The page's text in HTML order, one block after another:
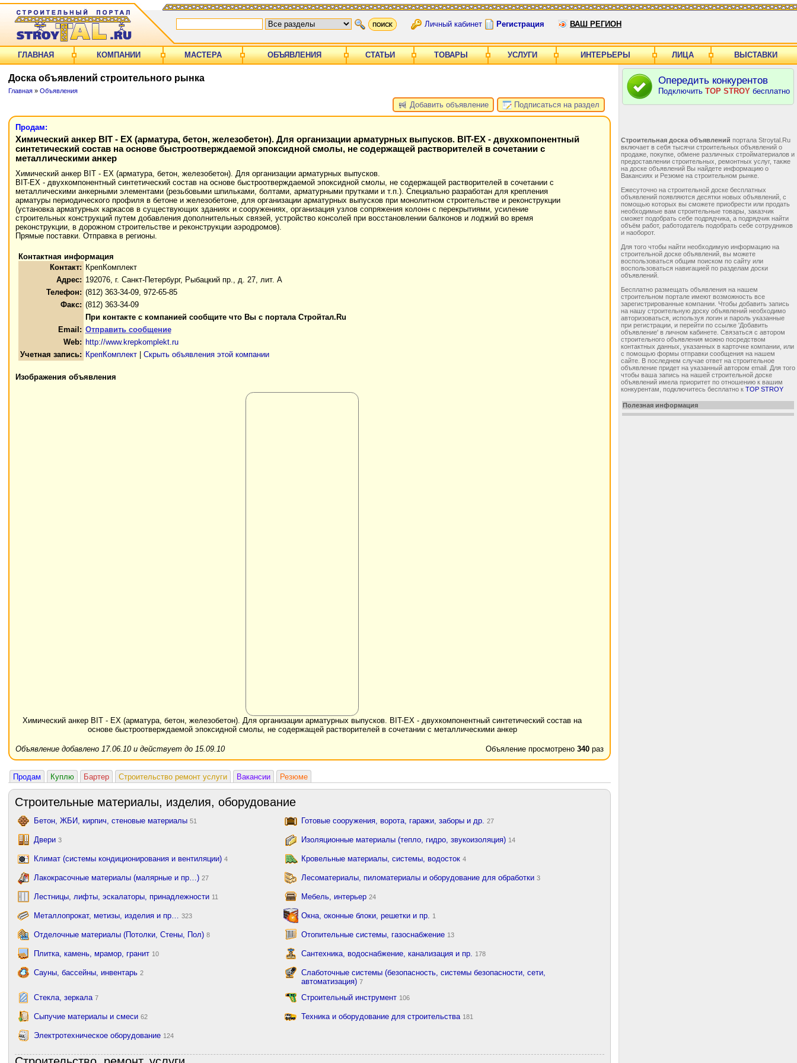
Личный кабинет Регистрация ВАШ РЕГИОН
ГЛАВНАЯ КОМПАНИИ МАСТЕРА ОБЪЯВЛЕНИЯ СТАТЬИ ТОВАРЫ УСЛУГИ ИНТЕРЬЕРЫ ЛИЦА ВЫСТАВКИ
Доска объявлений строительного рынка
Главная» Объявления
Добавить объявление Подписаться на раздел
Продам:
Химический анкер BIT - EХ (арматура, бетон, железобетон). Для организации арматурных выпусков. BIT-EX - двухкомпонентный
синтетический состав на основе быстроотверждаемой эпоксидной смолы, не содержащей растворителей в сочетании с
металлическими анкер
Химический анкер BIT - EХ (арматура, бетон, железобетон). Для организации арматурных выпусков.
BIT-EX - двухкомпонентный синтетический состав на основе быстроотверждаемой эпоксидной смолы, не содержащей растворителей в сочетании с
металлическими анкерными элементами (резьбовыми шпильками, болтами, арматурными прутками и т.п.). Специально разработан для крепления
арматуры периодического профиля в бетоне и железобетоне, для организации арматурных выпусков при монолитном строительстве и реконструкции
(установка арматурных каркасов в существующих зданиях и сооружениях, организация узлов сопряжения колонн с перекрытиями, усиление
строительных конструкций путем добавления дополнительных связей, устройство консолей при восстановлении балконов и лоджий во время
реконструкции, в дорожном строительстве и реконструкции аэродромов).
Прямые поставки. Отправка в регионы.
Контактная информация
Контакт: КрепКомплект
Адрес: 192076, г. Санкт-Петербург, Рыбацкий пр., д. 27, лит. А
Телефон: (812) 363-34-09, 972-65-85
Факс: (812) 363-34-09
При контакте с компанией сообщите что Вы с портала Стройтал.Ru
Email: Отправить сообщение
Web: http://www.krepkomplekt.ru
Учетная запись: КрепКомплект| Скрыть объявления этой компании
Изображения объявления
Химический анкер BIT - EХ (арматура, бетон, железобетон). Для организации арматурных выпусков. BIT-EX - двухкомпонентный синтетический состав на
основе быстроотверждаемой эпоксидной смолы, не содержащей растворителей в сочетании с металлическими анкер
Объяление просмотрено 340раз
Объявление добавлено 17.06.10 и действует до 15.09.10
Продам Куплю Бартер Строительство ремонт услуги Вакансии Резюме
Строительные материалы, изделия, оборудование
Бетон, ЖБИ, кирпич, стеновые материалы 51 Готовые сооружения, ворота, гаражи, заборы и др. 27
Двери 3 Изоляционные материалы (тепло, гидро, звукоизоляция) 14
Климат (системы кондиционирования и вентиляции) 4 Кровельные материалы, системы, водосток 4
Лакокрасочные материалы (малярные и пр…) 27 Лесоматериалы, пиломатериалы и оборудование для обработки 3
Лестницы, лифты, эскалаторы, принадлежности 11 Мебель, интерьер 24
Металлопрокат, метизы, изделия и пр… 323 Окна, оконные блоки, решетки и пр. 1
Отделочные материалы (Потолки, Стены, Пол) 8 Отопительные системы, газоснабжение 13
Плитка, камень, мрамор, гранит 10 Сантехника, водоснабжение, канализация и пр. 178
Сауны, бассейны, инвентарь 2
Слаботочные системы (безопасность, системы безопасности, сети,
автоматизация) 7
Стекла, зеркала 7 Строительный инструмент 106
Сыпучие материалы и смеси 62 Техника и оборудование для строительства 181
Электротехническое оборудование 124
Опередить конкурентов
Подключить TOP STROY бесплатно
Строительная доска объявлений портала Stroytal.Ru
включает в себя тысячи строительных объявлений о
продаже, покупке, обмене различных стройматериалов и
предоставлении строительных, ремонтных услуг, также
на доске объявлений Вы найдете информацию о
Вакансиях и Резюме на строительном рынке.
Ежесуточно на строительной доске бесплатных
объявлений появляются десятки новых объявлений, с
помощью которых вы сможете приобрести или продать
необходимые вам строительные товары, заказчик
сможет подобрать себе подрядчика, а подрядчик найти
объём работ, работодатель подобрать себе сотрудников
и наоборот.
Для того чтобы найти необходимую информацию на
строительной доске объявлений, вы можете
воспользоваться общим поиском по сайту или
воспользоваться навигацией по разделам доски
объявлений.
Бесплатно размещать объявления на нашем
строительном портале имеют возможность все
зарегистрированные компании. Чтобы добавить запись
на нашу строительную доску объявлений необходимо
авторизоваться, используя логин и пароль указанные
при регистрации, и перейти по ссылке 'Добавить
объявление' в личном кабинете. Связаться с автором
строительного объявления можно посредством
контактных данных, указанных в карточке компании, или
с помощью формы отправки сообщения на нашем
сайте. В последнем случае ответ на строительное
объявление придет на указанный автором email. Для того
чтобы ваша запись на нашей строительной доске
объявлений имела приоритет по отношению к вашим
конкурентам, подключитесь бесплатно к TOP STROY
Полезная информация